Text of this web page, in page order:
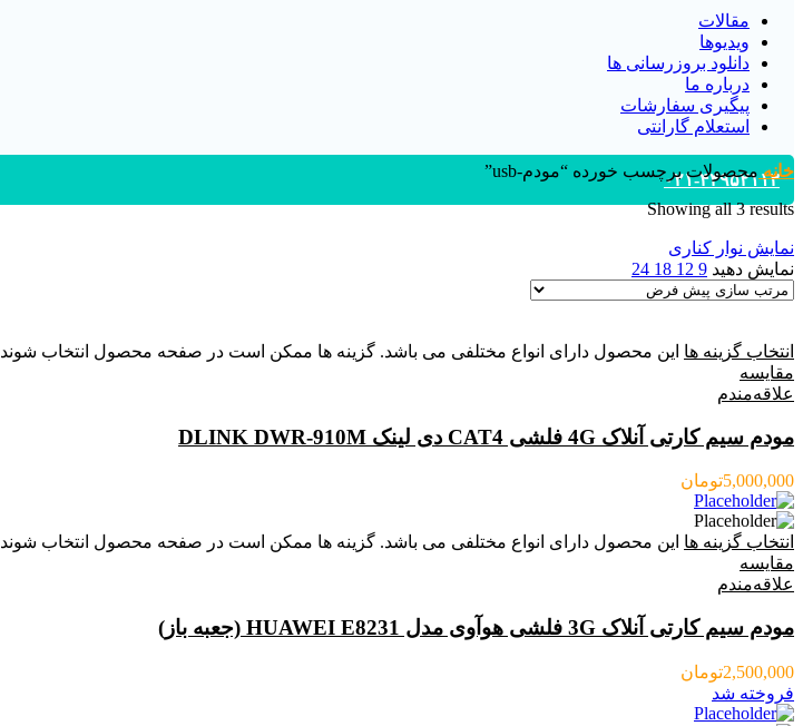
مقالات
ویدیوها
دانلود بروزرسانی ها
درباره ما
پیگیری سفارشات
استعلام گارانتی
۰۲۱-۴۴۹۵۲۱۱۳خانه محصولات برچسب خورده “مودم-usb”
Showing all 3 results
نمایش نوار کناری
نمایش دهید 9
12
18
24
انتخاب گزینه ها این محصول دارای انواع مختلفی می باشد. گزینه ها ممکن است در صفحه محصول انتخاب شوند
مقایسه
علاقه‌مندم
مودم سیم کارتی آنلاک 4G فلشی CAT4 دی لینک DLINK DWR-910M
5,000,000تومان
انتخاب گزینه ها این محصول دارای انواع مختلفی می باشد. گزینه ها ممکن است در صفحه محصول انتخاب شوند
مقایسه
علاقه‌مندم
مودم سیم کارتی آنلاک 3G فلشی هوآوی مدل HUAWEI E8231 (جعبه باز)
2,500,000تومان
فروخته شد